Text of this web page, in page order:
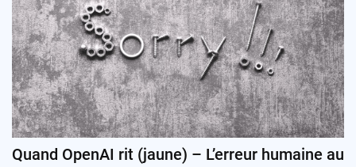
Quand OpenAI rit (jaune) – L’erreur humaine au